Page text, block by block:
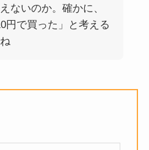
ないのか。確かに、
円で買った」と考える